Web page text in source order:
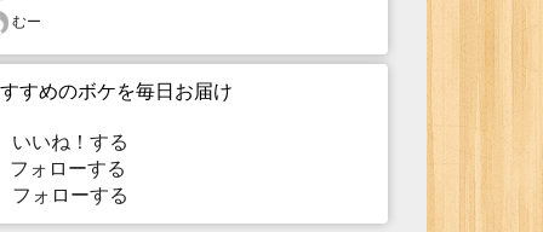
むー
すめのボケを毎日お届け
いいね！する
ォローする
フォローする